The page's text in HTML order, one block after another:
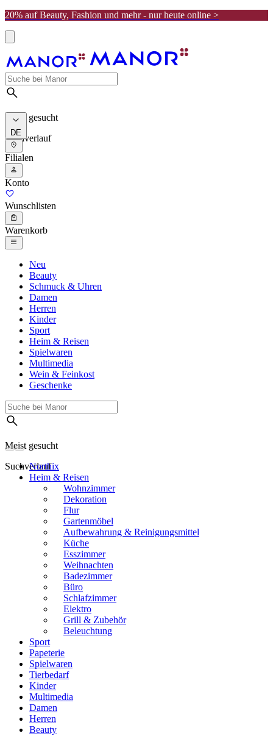
20% auf Beauty, Fashion und mehr - nur heute online >
Meist gesucht
Suchverlauf
DE
Filialen
Konto
Wunschlisten
Warenkorb
Neu
Beauty
Schmuck & Uhren
Damen
Herren
Kinder
Sport
Heim & Reisen
Spielwaren
Multimedia
Wein & Feinkost
Geschenke
Meist gesucht
Suchverlauf
Northix
Heim & Reisen
Wohnzimmer
Dekoration
Flur
Gartenmöbel
Aufbewahrung & Reinigungsmittel
Küche
Esszimmer
Weihnachten
Badezimmer
Büro
Schlafzimmer
Elektro
Grill & Zubehör
Beleuchtung
Sport
Papeterie
Spielwaren
Tierbedarf
Kinder
Multimedia
Damen
Herren
Beauty